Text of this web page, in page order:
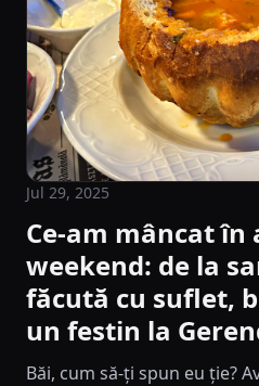
Jul 29, 2025
Ce-am mâncat
weekend: de la
făcută cu suflet,
un festin la
Băi, cum să-ți spun eu ție?